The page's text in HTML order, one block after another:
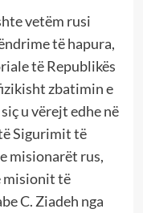
vetëm rusi
të hapura,
të Republikës
zbatimin e
u vërejt edhe në
Sigurimit të
misionarët rus,
misionit të
C. Ziadeh nga